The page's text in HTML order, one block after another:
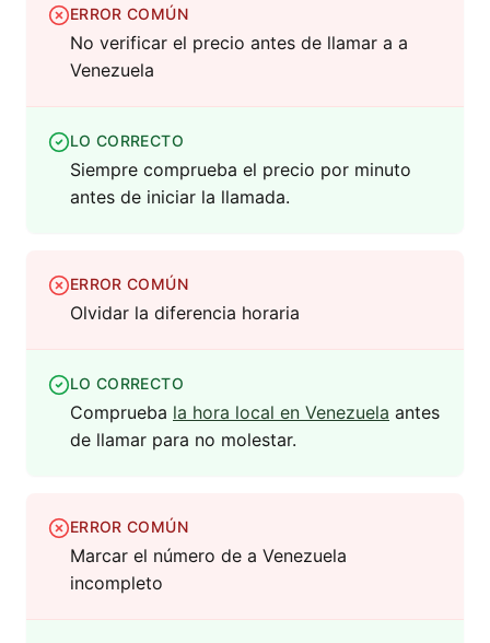
ERROR COMÚN
No verificar el precio antes de llamar a a
Venezuela
LO CORRECTO
Siempre comprueba el precio por minuto
antes de iniciar la llamada.
ERROR COMÚN
Olvidar la diferencia horaria
LO CORRECTO
Comprueba la hora local en Venezuela antes
de llamar para no molestar.
ERROR COMÚN
Marcar el número de a Venezuela
incompleto